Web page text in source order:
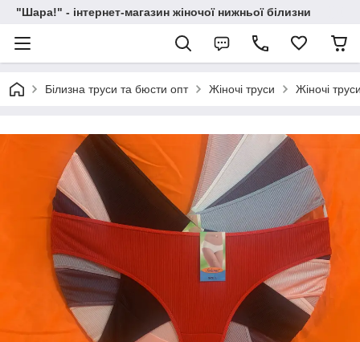
"Шара!" - інтернет-магазин жіночої нижньої білизни
Білизна труси та бюсти опт Жіночі труси Жіночі труси